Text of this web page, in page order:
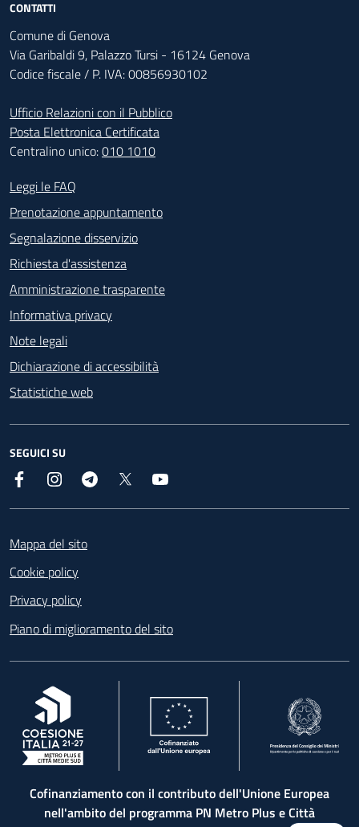
CONTATTI
Comune di Genova
Via Garibaldi 9, Palazzo Tursi - 16124 Genova
Codice fiscale / P. IVA: 00856930102
Ufficio Relazioni con il Pubblico
Posta Elettronica Certificata
Centralino unico:010 1010
Footer - Contatti
Leggi le FAQ
Prenotazione appuntamento
Segnalazione disservizio
Richiesta d'assistenza
Amministrazione trasparente
Informativa privacy
Note legali
Dichiarazione di accessibilità
Statistiche web
SEGUICI SU
Facebook InstagramTelegram
Mappa del sito
Cookie policy
Privacy policy
Piano di miglioramento del sito
, apre in una nuova scheda
Cofinanziamento con il contributo dell'Unione Europea
nell'ambito del programma PN Metro Plus e Città